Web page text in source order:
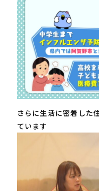
さらに生活に密着した
ています